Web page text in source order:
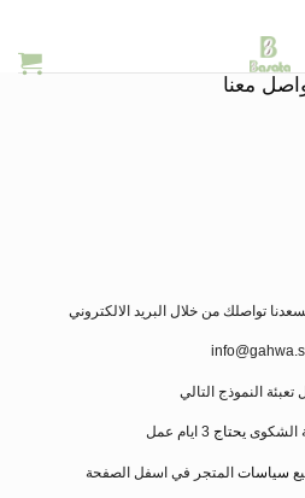
معنا
تواصلك من خلال البريد الالكتروني
تعبئة النموذج التالي
الشكوىيحتاج
سياسات المتجر في اسفل الصفحة